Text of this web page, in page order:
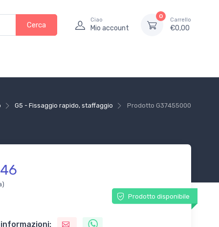
Cerca
Ciao
Mio account
0
Carrello
€0,00
G5 - Fissaggio rapido, staffaggio Prodotto G37455000
Prodotto disponibile